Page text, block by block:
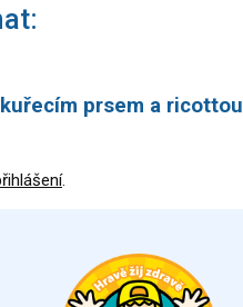
prsem a ricottou
.